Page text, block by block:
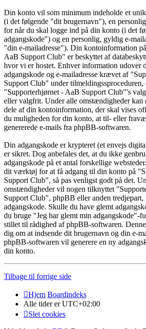
Din konto vil som minimum indeholde et
(i det følgende "dit brugernavn"), en
for når du skal logge ind på din konto (i det
adgangskode") og en personlig, gyldig e-
"din e-mailadresse"). Din kontoinformation
AaB Support Club" er beskyttet af
hvor vi er hostet. Enhver information udover
adgangskode og e-mailadresse krævet af
Support Club" under
"Supporterhjørnet - AaB Support Club"'s
eller valgfrit. Under alle omstændigheder
dele af din kontoinformation, der skal vises
du muligheden for din konto, at til- eller
genererede e-mails fra phpBB-softwaren.
Din adgangskode er krypteret (et envejs
er sikret. Dog anbefales det, at du ikke
adgangskode på et antal forskellige
dit værktøj for at få adgang til din konto på
Support Club", så pas venligst godt på det.
omstændigheder vil nogen tilknyttet
Support Club", phpBB eller anden tredjepart,
adgangskode. Skulle du have glemt
du bruge "Jeg har glemt min adgangskode"-
stillet til rådighed af phpBB-softwaren.
dig om at indsende dit brugernavn og din e-
phpBB-softwaren vil generere en ny
din konto.
Tilbage til forrige side
Hjem Boardindeks
Alle tider erUTC+02:00
Slet cookies